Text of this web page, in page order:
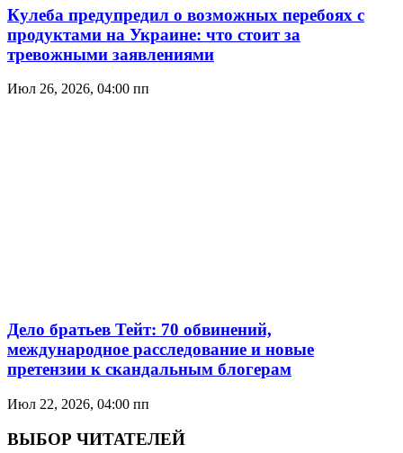
Кулеба предупредил о возможных перебоях с
продуктами на Украине: что стоит за
тревожными заявлениями
Июл 26, 2026, 04:00 пп
Дело братьев Тейт: 70 обвинений,
международное расследование и новые
претензии к скандальным блогерам
Июл 22, 2026, 04:00 пп
ВЫБОР ЧИТАТЕЛЕЙ